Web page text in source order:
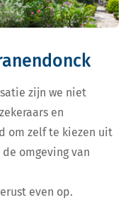
zijn we niet
en
om zelf te kiezen uit
omgeving van
even op.